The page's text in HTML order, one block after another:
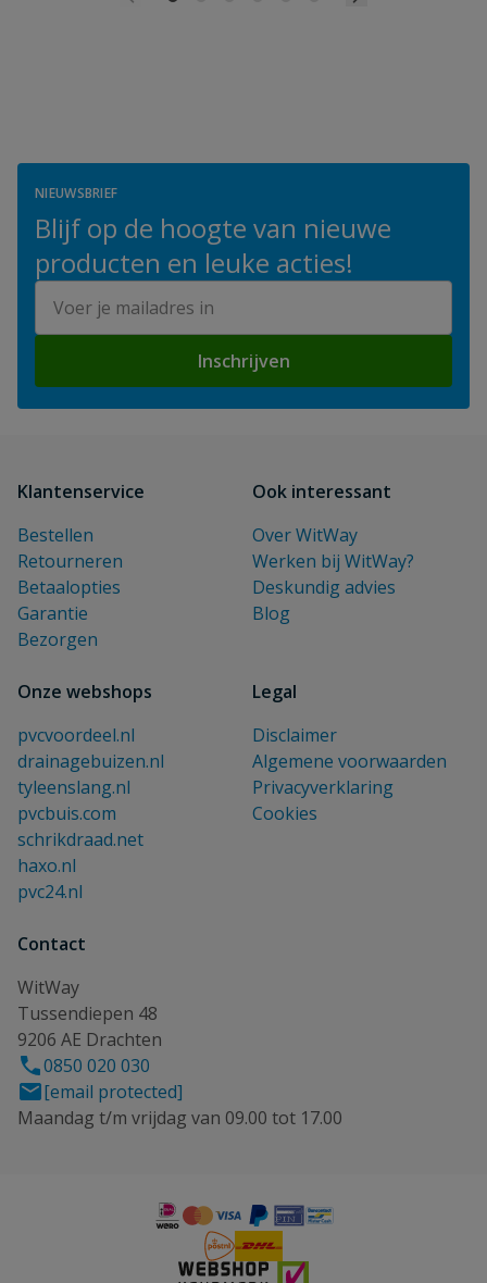
NIEUWSBRIEF
Blijf op de hoogte van nieuwe
producten en leuke acties!
Inschrijven
Klantenservice
Bestellen
Retourneren
Betaalopties
Garantie
Bezorgen
Ook interessant
Over WitWay
Werken bij WitWay?
Deskundig advies
Blog
Onze webshops
pvcvoordeel.nl
drainagebuizen.nl
tyleenslang.nl
pvcbuis.com
schrikdraad.net
haxo.nl
pvc24.nl
Legal
Disclaimer
Algemene voorwaarden
Privacyverklaring
Cookies
Contact
WitWay
Tussendiepen 48
9206 AE Drachten
0850 020 030
[email protected]
Maandag t/m vrijdag van 09.00 tot 17.00